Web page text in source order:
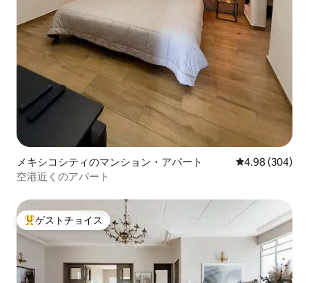
メキシコシティのマンション・アパート レビュー304
4.98 (304)
空港近くのアパート
大好評のゲストチョイスです。
ゲストチョイス